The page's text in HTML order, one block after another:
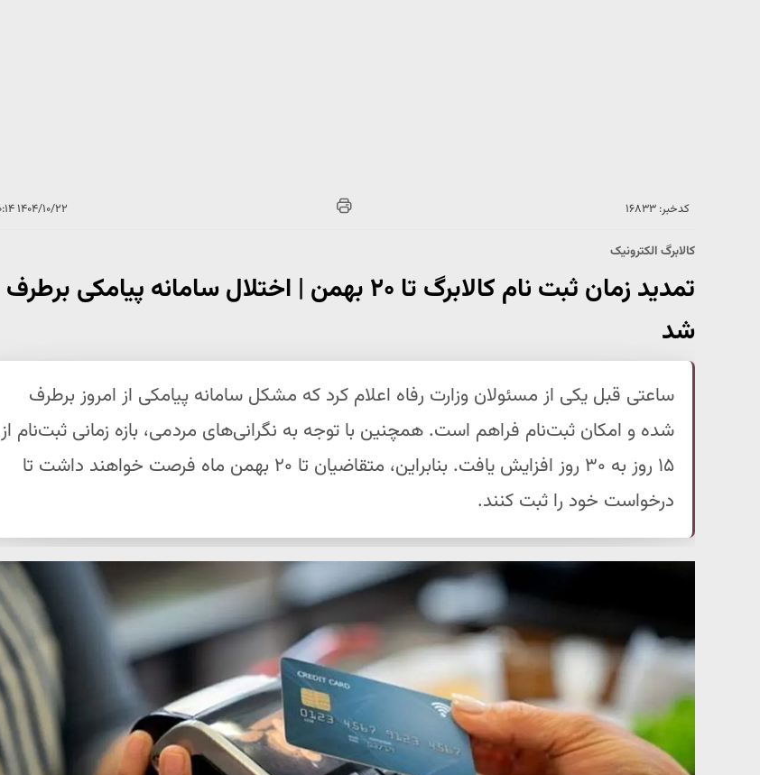
کدخبر: ۱۶۸۳۳ ۱۴۰۴/۱۰/۲۲ ۱۸:۱۰:۱۴
کالابرگ الکترونیک
تمدید زمان ثبت نام کالابرگ تا ۲۰ بهمن | اختلال سامانه پیامکی برطرف
شد
ساعتی قبل یکی از مسئولان وزارت رفاه اعلام کرد که مشکل سامانه پیامکی از امروز برطرف
شده و امکان ثبت‌نام فراهم است. همچنین با توجه به نگرانی‌های مردمی، بازه زمانی ثبت‌نام از
۱۵ روز به ۳۰ روز افزایش یافت. بنابراین، متقاضیان تا ۲۰ بهمن ماه فرصت خواهند داشت تا
درخواست خود را ثبت کنند.